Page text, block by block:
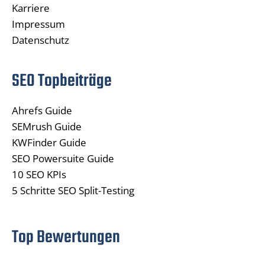
Karriere
Impressum
Datenschutz
SEO Topbeiträge
Ahrefs Guide
SEMrush Guide
KWFinder Guide
SEO Powersuite Guide
10 SEO KPIs
5 Schritte SEO Split-Testing
Top Bewertungen